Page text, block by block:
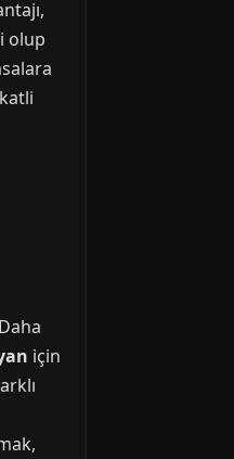
olup
için